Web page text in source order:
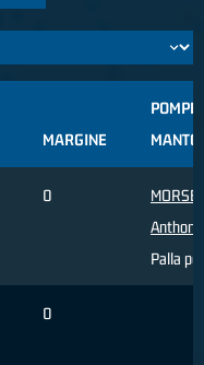
MARGINE
0
MORSE
Anthony
Palla
0